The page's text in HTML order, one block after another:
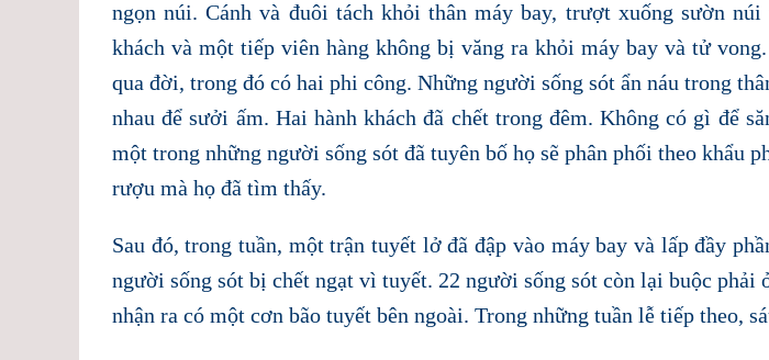
ngọn núi. Cánh và đuôi tách khỏi thân máy bay, trượt xuống sườn
khách và một tiếp viên hàng không bị văng ra khỏi máy bay và tử
qua đời, trong đó có hai phi công. Những người sống sót ẩn náu trong
nhau để sưởi ấm. Hai hành khách đã chết trong đêm. Không có gì để
một trong những người sống sót đã tuyên bố họ sẽ phân phối theo khẩu
rượu mà họ đã tìm thấy.
Sau đó, trong tuần, một trận tuyết lở đã đập vào máy bay và lấp đầy
người sống sót bị chết ngạt vì tuyết. 22 người sống sót còn lại buộc phải
nhận ra có một cơn bão tuyết bên ngoài. Trong những tuần lễ tiếp theo,